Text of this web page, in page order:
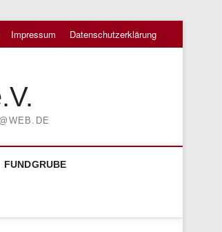
Impressum Datenschutzerklärung
FUNDGRUBE